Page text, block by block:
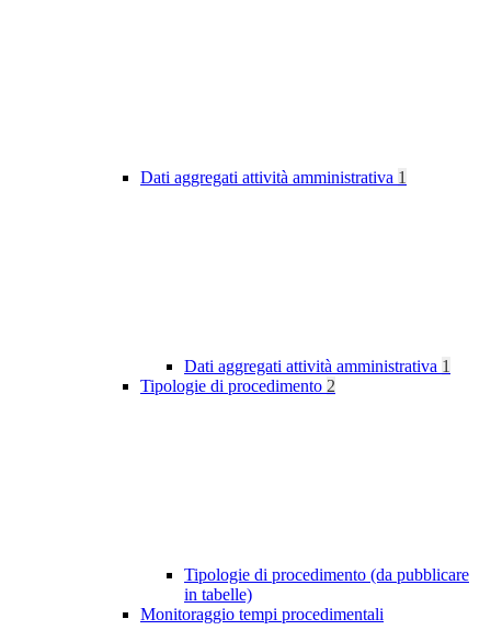
Dati aggregati attività amministrativa 1
Dati aggregati attività amministrativa 1
Tipologie di procedimento 2
Tipologie di procedimento (da pubblicare
in tabelle)
Monitoraggio tempi procedimentali